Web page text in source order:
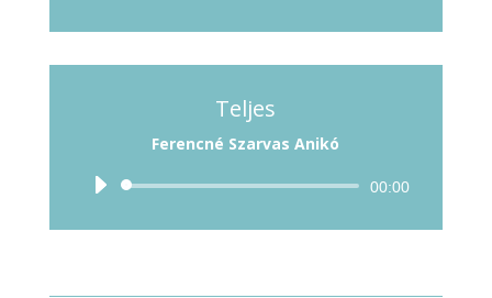
Teljes
Ferencné Szarvas Anikó
Audió
00:00